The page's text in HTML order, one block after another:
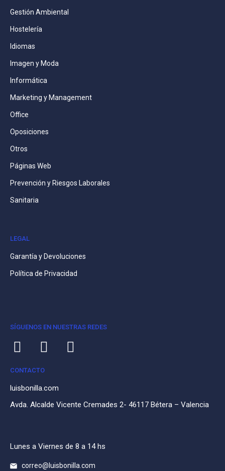
Gestión Ambiental
Hostelería
Idiomas
Imagen y Moda
Informática
Marketing y Management
Office
Oposiciones
Otros
Páginas Web
Prevención y Riesgos Laborales
Sanitaria
LEGAL
Garantía y Devoluciones
Política de Privacidad
SÍGUENOS EN NUESTRAS REDES
CONTACTO
luisbonilla.com
Avda. Alcalde Vicente Cremades 2- 46117 Bétera – Valencia
Lunes a Viernes de 8 a 14 hs
correo@luisbonilla.com